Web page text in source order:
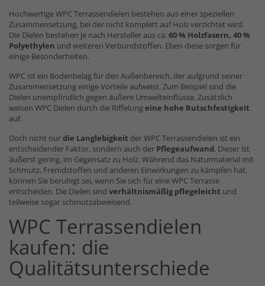
Hochwertige WPC Terrassendielen bestehen aus einer speziellen
Zusammensetzung, bei der nicht komplett auf Holz verzichtet wird.
Die Dielen bestehen je nach Hersteller aus ca. 60 % Holzfasern, 40 %
Polyethylen und weiteren Verbundstoffen. Eben diese sorgen für
einige Besonderheiten.
WPC ist ein Bodenbelag für den Außenbereich, der aufgrund seiner
Zusammensetzung einige Vorteile aufweist. Zum Beispiel sind die
Dielen unempfindlich gegen äußere Umwelteinflüsse. Zusätzlich
weisen WPC Dielen durch die Riffelungeine hohe Rutschfestigkeit
auf.
Doch nicht nurdie Langlebigkeit der WPC Terrassendielen ist ein
entscheidender Faktor, sondern auch der Pflegeaufwand. Dieser ist
äußerst gering, im Gegensatz zu Holz. Während das Naturmaterial mit
Schmutz, Fremdstoffen und anderen Einwirkungen zu kämpfen hat,
können Sie beruhigt sei, wenn Sie sich für eine WPC Terrasse
entscheiden. Die Dielen sind verhältnismäßig pflegeleicht und
teilweise sogar schmutzabweisend.
WPC Terrassendielen
kaufen: die
Qualitätsunterschiede